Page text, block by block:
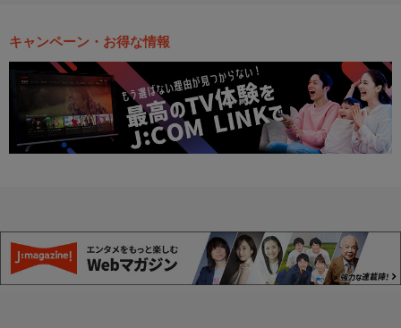
キャンペーン・お得な情報